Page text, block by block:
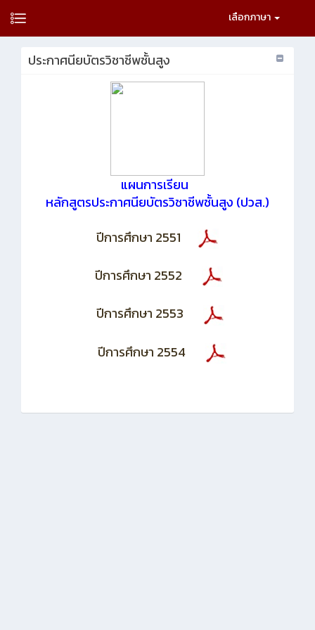
เลือกภาษา
ประกาศนียบัตรวิชาชีพชั้นสูง
แผนการเรียน
หลักสูตรประกาศนียบัตรวิชาชีพชั้นสูง (ปวส.)
ปีการศึกษา 2551
ปีการศึกษา 2552
ปีการศึกษา 2553
ปีการศึกษา 2554